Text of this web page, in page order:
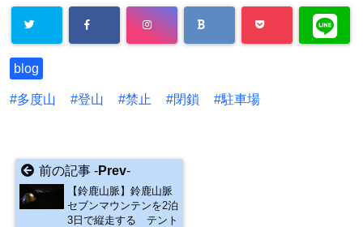
blog
多度山 登山 禁止 閉鎖 駐車場
前の記事 -Prev-
【鈴鹿山脈】鈴鹿山脈
セブンマウンテンを2泊
3日で縦走する テント